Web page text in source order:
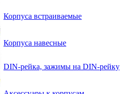
Корпуса встраиваемые
Корпуса навесные
DIN-рейка, зажимы на DIN-рейку